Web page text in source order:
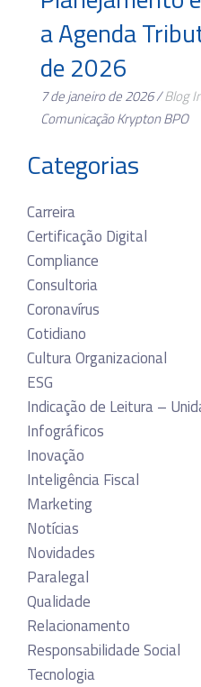
a Agenda
de 2026
7 de janeiro de 2026 /Blog
Comunicação Krypton BPO
Categorias
Carreira
Certificação Digital
Compliance
Consultoria
Coronavírus
Cotidiano
Cultura Organizacional
ESG
Indicação de Leitura –
Infográficos
Inovação
Inteligência Fiscal
Marketing
Notícias
Novidades
Paralegal
Qualidade
Relacionamento
Responsabilidade Social
Tecnologia